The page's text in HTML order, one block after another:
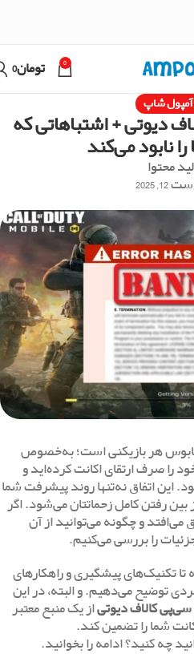
0 تومان0
شاپ
دیوتی + اشتباهاتی که
نابود می‌کند
محتوا
هر بازیکنی است؛ به‌خصوص
را صرف ارتقای اکانت کرده‌اید و
اتفاق نه‌تنها روند پیشرفت شما
بین رفتن کامل زحماتتان می‌شود. اگر
می‌افتد و چگونه می‌توانید از آن
را بررسی می‌کنیم.
تکنیک‌های پیشگیری و راهکارهای
توضیح می‌دهیم. و البته، در این
سی‌پی کالاف دیوتیاز یک منبع معتبر
شما را تضمین کند.
چه کنید؟ ادامه را بخوانید.